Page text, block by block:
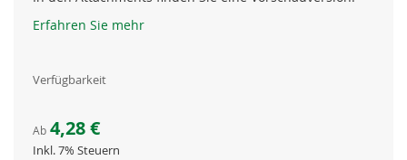
Erfahren Sie mehr
Verfügbarkeit
Ab 4,28 €
Inkl. 7% Steuern